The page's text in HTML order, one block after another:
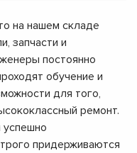
на нашем складе
запчасти и
постоянно
обучение и
для того,
ремонт.
успешно
придерживаются